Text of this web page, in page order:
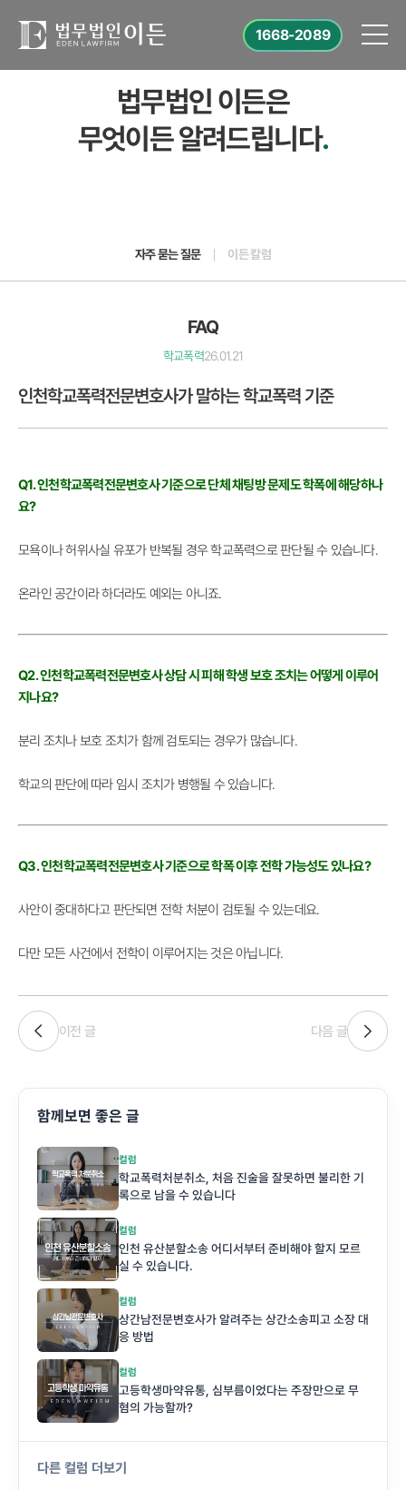
1668-2089
법무법인 이든은
무엇이든 알려드립니다.
자주 묻는 질문 이든 칼럼
FAQ
학교폭력26.01.21
인천학교폭력전문변호사가 말하는 학교폭력 기준
Q1. 인천학교폭력전문변호사 기준으로 단체 채팅방 문제도 학폭에 해당하나
요?
모욕이나 허위사실 유포가 반복될 경우 학교폭력으로 판단될 수 있습니다.
온라인 공간이라 하더라도 예외는 아니죠.
Q2. 인천학교폭력전문변호사 상담 시 피해 학생 보호 조치는 어떻게 이루어
지나요?
분리 조치나 보호 조치가 함께 검토되는 경우가 많습니다.
학교의 판단에 따라 임시 조치가 병행될 수 있습니다.
Q3. 인천학교폭력전문변호사 기준으로 학폭 이후 전학 가능성도 있나요?
사안이 중대하다고 판단되면 전학 처분이 검토될 수 있는데요.
다만 모든 사건에서 전학이 이루어지는 것은 아닙니다.
이전 글 다음 글
함께보면 좋은 글
컬럼
학교폭력처분취소, 처음 진술을 잘못하면 불리한 기
록으로 남을 수 있습니다
컬럼
인천 유산분할소송 어디서부터 준비해야 할지 모르
실 수 있습니다.
컬럼
상간남전문변호사가 알려주는 상간소송피고 소장 대
응 방법
컬럼
고등학생마약유통, 심부름이었다는 주장만으로 무
혐의 가능할까?
다른 컬럼 더보기